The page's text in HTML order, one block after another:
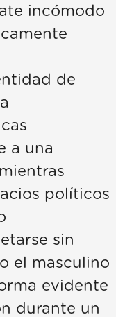
incómodo
de
a una
políticos
sin
el masculino
evidente
durante un